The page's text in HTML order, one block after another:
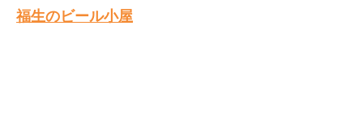
福生のビール小屋